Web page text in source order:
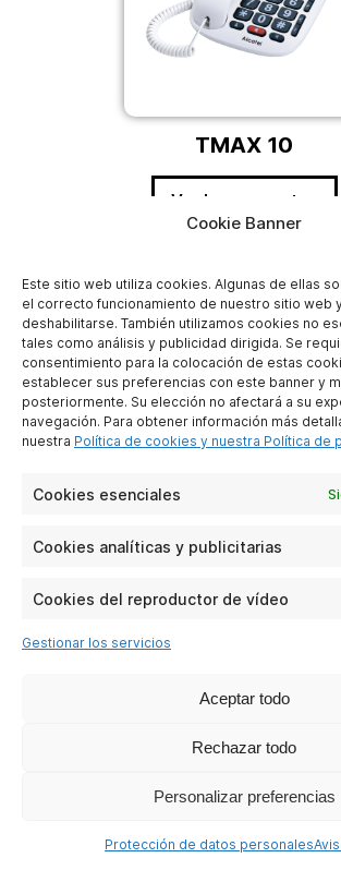
Cookie Banner
Este sitio web utiliza cookies. Algunas de ellas
el correcto funcionamiento de nuestro sitio web
deshabilitarse. También utilizamos cookies no
tales como análisis y publicidad dirigida. Se
consentimiento para la colocación de estas
establecer sus preferencias con este banner y
posteriormente. Su elección no afectará a su
navegación. Para obtener información más
nuestra Política de cookies y nuestra Política de
Cookies esenciales
Cookies analíticas y publicitarias
Cookies del reproductor de vídeo
Gestionar los servicios
Aceptar todo
Rechazar todo
Personalizar preferencias
Protección de datos personales
TMAX 10
Ver las preguntas